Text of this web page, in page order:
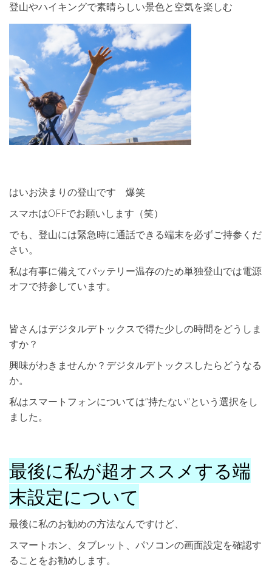
登山やハイキングで素晴らしい景色と空気を楽しむ
はいお決まりの登山です 爆笑
スマホはOFFでお願いします（笑）
でも、登山には緊急時に通話できる端末を必ずご持参くだ
さい。
私は有事に備えてバッテリー温存のため単独登山では電源
オフで持参しています。
皆さんはデジタルデトックスで得た少しの時間をどうしま
すか？
興味がわきませんか？デジタルデトックスしたらどうなる
か。
私はスマートフォンについては”持たない”という選択をし
ました。
最後に私が超オススメする端
末設定について
最後に私のお勧めの方法なんですけど、
スマートホン、タブレット、パソコンの画面設定を確認す
ることをお勧めします。